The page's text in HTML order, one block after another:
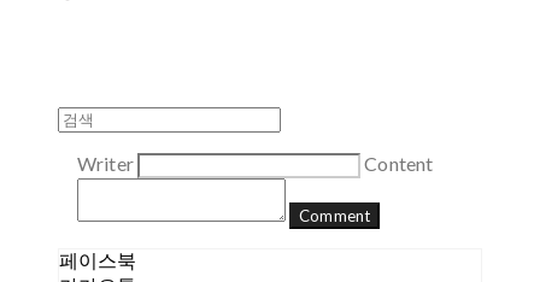
Writer Content
Comment
페이스북